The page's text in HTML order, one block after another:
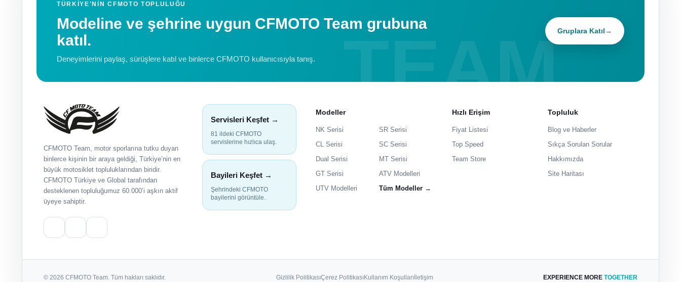
TÜRKIYE'NIN CFMOTO TOPLULUĞU
Modeline ve şehrine uygun CFMOTO Team grubuna
katıl.
Deneyimlerini paylaş, sürüşlere katıl ve binlerce CFMOTO kullanıcısıyla tanış.
Gruplara Katıl→
CFMOTO Team, motor sporlarına tutku duyan
binlerce kişinin bir araya geldiği, Türkiye’nin en
büyük motosiklet topluluklarından biridir.
CFMOTO Türkiye ve Global tarafından
desteklenen topluluğumuz 60.000’i aşkın aktif
üyeye sahiptir.
Servisleri Keşfet →
81 ildeki CFMOTO
servislerine hızlıca ulaş.
Bayileri Keşfet →
Şehrindeki CFMOTO
bayilerini görüntüle.
Modeller
NK Serisi
SR Serisi
CL Serisi
SC Serisi
Dual Serisi
MT Serisi
GT Serisi
ATV Modelleri
UTV Modelleri
Tüm Modeller →
Hızlı Erişim
Fiyat Listesi
Top Speed
Team Store
Topluluk
Blog ve Haberler
Sıkça Sorulan Sorular
Hakkımızda
Site Haritası
© 2026 CFMOTO Team. Tüm hakları saklıdır. Gizlilik PolitikasıÇerez PolitikasıKullanım Koşullarıİletişim EXPERIENCE MORE TOGETHER